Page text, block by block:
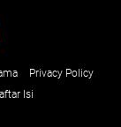
Privacy Policy
Isi